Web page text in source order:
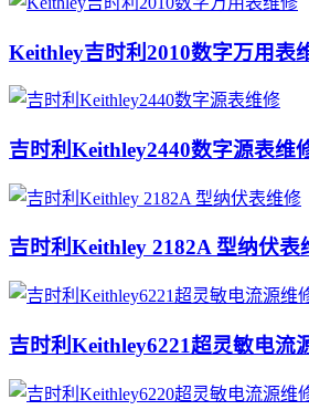
Keithley吉时利2010数字万用表
吉时利Keithley2440数字源表维
吉时利Keithley 2182A 型纳伏表
吉时利Keithley6221超灵敏电流